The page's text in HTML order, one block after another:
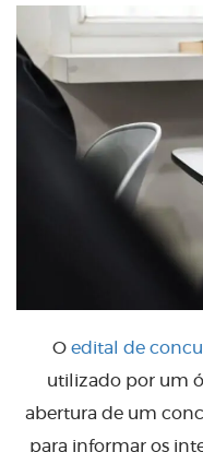
O edital de
utilizado por um
abertura de um
para informar os